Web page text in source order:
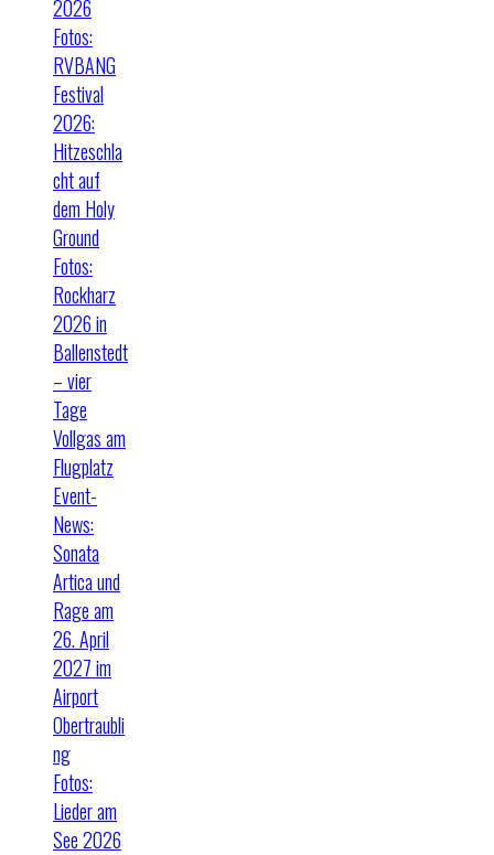
2026
Fotos:
RVBANG
Festival
2026:
Hitzeschla
cht auf
dem Holy
Ground
Fotos:
Rockharz
2026 in
Ballenstedt
– vier
Tage
Vollgas am
Flugplatz
Event-
News:
Sonata
Artica und
Rage am
26. April
2027 im
Airport
Obertraubli
ng
Fotos:
Lieder am
See 2026